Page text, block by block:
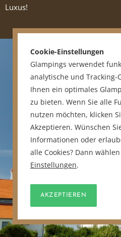
Luxus!
Cookie-Einstellungen
Glampings verwendet
analytische und Tracking-
Ihnen ein optimales
zu bieten. Wenn Sie alle
nutzen möchten, klicken
Akzeptieren. Wünschen
Informationen oder
alle Cookies? Dann
Einstellungen.
AKZEPTIEREN